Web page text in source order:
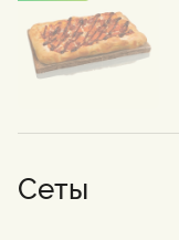
Сеты